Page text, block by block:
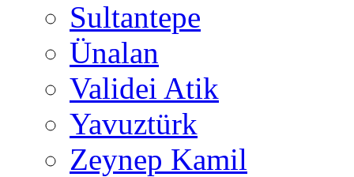
Sultantepe
Ünalan
Validei Atik
Yavuztürk
Zeynep Kamil